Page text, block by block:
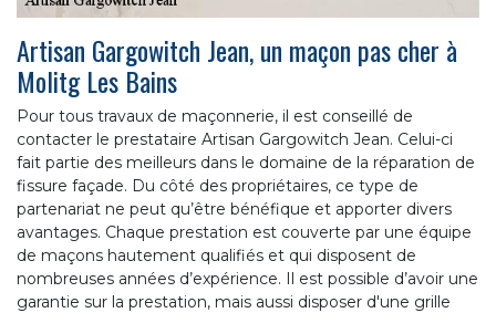
Artisan Gargowitch Jean, un maçon pas cher à
Molitg Les Bains
Pour tous travaux de maçonnerie, il est conseillé de
contacter le prestataire Artisan Gargowitch Jean. Celui-ci
fait partie des meilleurs dans le domaine de la réparation de
fissure façade. Du côté des propriétaires, ce type de
partenariat ne peut qu’être bénéfique et apporter divers
avantages. Chaque prestation est couverte par une équipe
de maçons hautement qualifiés et qui disposent de
nombreuses années d’expérience. Il est possible d’avoir une
garantie sur la prestation, mais aussi disposer d'une grille